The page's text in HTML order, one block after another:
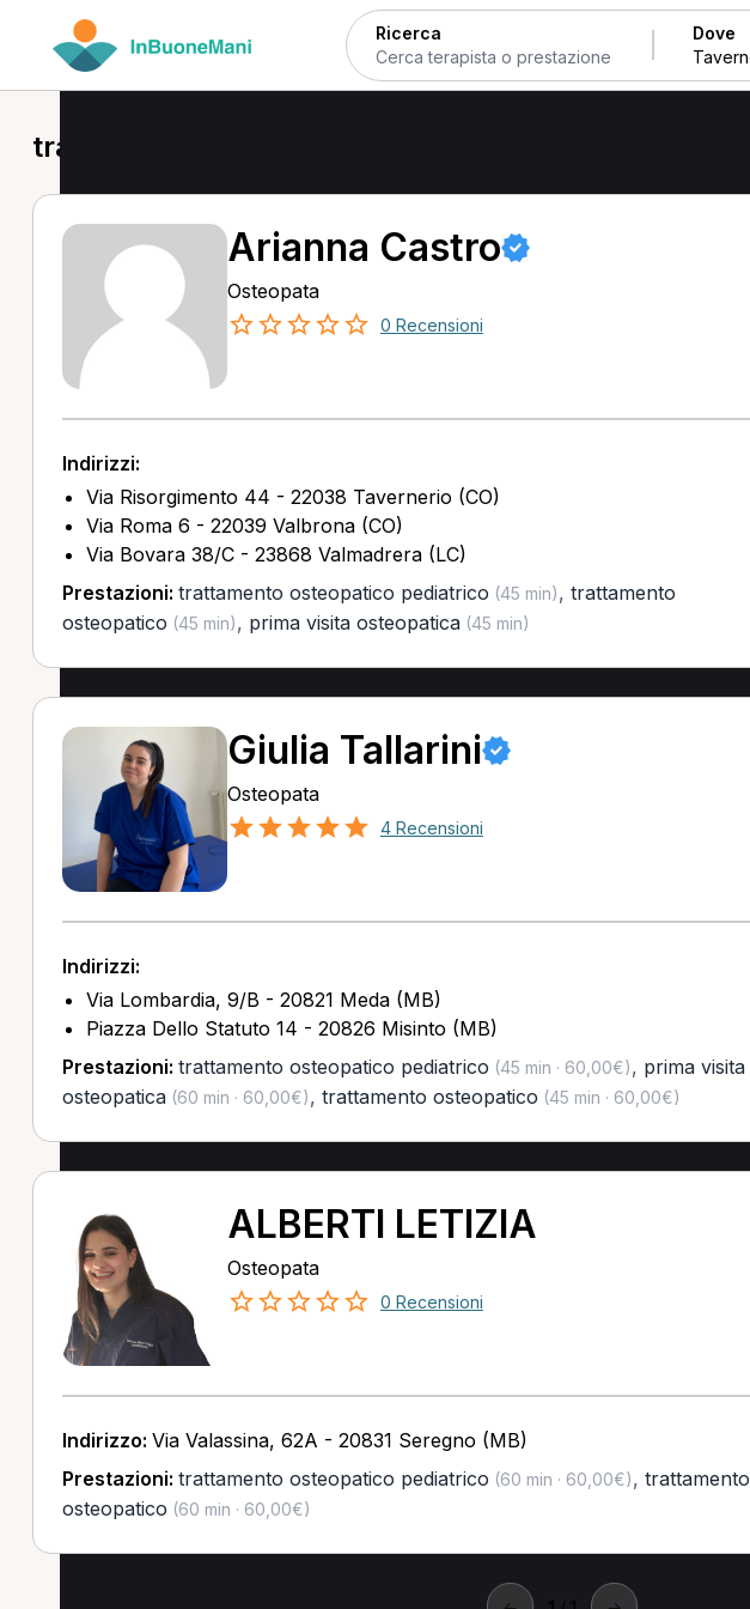
Ricerca Dove
trattamento osteopatico pediatrico a Tavernerio
Arianna Castro
Osteopata
0 Recensioni
Indirizzi:
Via Risorgimento 44 - 22038 Tavernerio (CO)
Via Roma 6 - 22039 Valbrona (CO)
Via Bovara 38/C - 23868 Valmadrera (LC)
Prestazioni: trattamento osteopatico pediatrico (45 min), trattamento
osteopatico (45 min), prima visita osteopatica(45 min)
Giulia Tallarini
Osteopata
4 Recensioni
Indirizzi:
Via Lombardia, 9/B - 20821 Meda (MB)
Piazza Dello Statuto 14 - 20826 Misinto (MB)
Prestazioni: trattamento osteopatico pediatrico (45 min · 60,00€), prima visita
osteopatica(60 min · 60,00€), trattamento osteopatico (45 min · 60,00€)
ALBERTI LETIZIA
Osteopata
0 Recensioni
Indirizzo: Via Valassina, 62A - 20831 Seregno (MB)
Prestazioni: trattamento osteopatico pediatrico (60 min · 60,00€), trattamento
osteopatico (60 min · 60,00€)